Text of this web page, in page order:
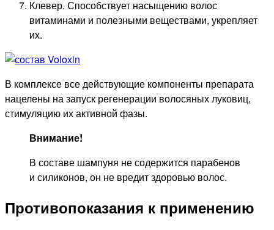
Клевер. Способствует насыщению волос
витаминами и полезными веществами, укрепляет
их.
В комплексе все действующие компоненты препарата
нацелены на запуск регенерации волосяных луковиц,
стимуляцию их активной фазы.
Внимание!
В составе шампуня не содержится парабенов
и силиконов, он не вредит здоровью волос.
Противопоказания к применению